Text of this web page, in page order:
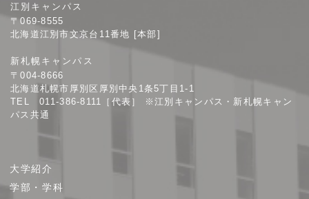
幌
学
大
学
江別キャンパス
〒069-8555
北海道江別市文京台11番地 [本部]
新札幌キャンパス
〒004-8666
北海道札幌市厚別区厚別中央1条5丁目1-1
TEL 011-386-8111［代表］ ※江別キャンパス・新札幌キャン
パス共通
ト
大学紹介
学部・学科